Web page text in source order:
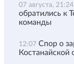
07 августа, 21:24
обратились к
команды
12:07 Спор о
Костанайской